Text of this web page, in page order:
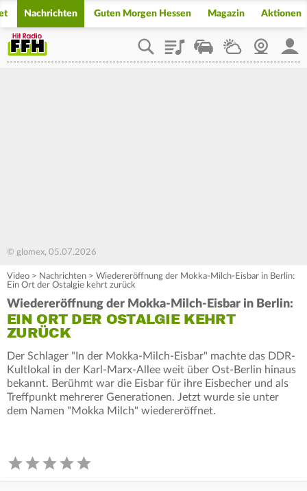
Nachrichten Guten Morgen Hessen Magazin Aktionen
PlaylistStaupilotWetterWebcam
© glomex, 05.07.2026
Video > Nachrichten > Wiedereröffnung der Mokka-Milch-Eisbar in Berlin:
Ein Ort der Ostalgie kehrt zurück
Wiedereröffnung der Mokka-Milch-Eisbar in Berlin:
EIN ORT DER OSTALGIE KEHRT
ZURÜCK
Der Schlager "In der Mokka-Milch-Eisbar" machte das DDR-
Kultlokal in der Karl-Marx-Allee weit über Ost-Berlin hinaus
bekannt. Berühmt war die Eisbar für ihre Eisbecher und als
Treffpunkt mehrerer Generationen. Jetzt wurde sie unter
dem Namen "Mokka Milch" wiedereröffnet.